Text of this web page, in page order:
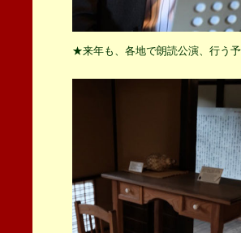
★来年も、各地で朗読公演、行う